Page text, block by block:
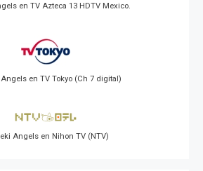
en TV Azteca 13 HDTV Mexico.
en TV Tokyo (Ch 7 digital)
Angels en Nihon TV (NTV)